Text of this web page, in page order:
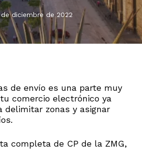
diciembre de 2022
de envío es una parte muy
comercio electrónico ya
delimitar zonas y asignar
completa de CP de la ZMG,